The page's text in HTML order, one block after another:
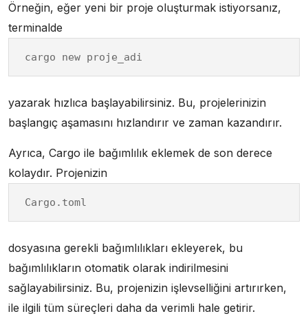
Örneğin, eğer yeni bir proje oluşturmak istiyorsanız,
terminalde
cargo new proje_adi
yazarak hızlıca başlayabilirsiniz. Bu, projelerinizin
başlangıç aşamasını hızlandırır ve zaman kazandırır.
Ayrıca, Cargo ile bağımlılık eklemek de son derece
kolaydır. Projenizin
Cargo.toml
dosyasına gerekli bağımlılıkları ekleyerek, bu
bağımlılıkların otomatik olarak indirilmesini
sağlayabilirsiniz. Bu, projenizin işlevselliğini artırırken,
ile ilgili tüm süreçleri daha da verimli hale getirir.